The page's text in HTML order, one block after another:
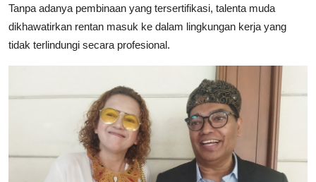
Tanpa adanya pembinaan yang tersertifikasi, talenta muda
dikhawatirkan rentan masuk ke dalam lingkungan kerja yang
tidak terlindungi secara profesional.